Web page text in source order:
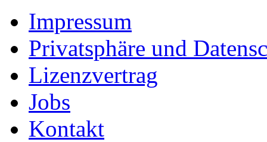
Impressum
Privatsphäre und
Lizenzvertrag
Jobs
Kontakt